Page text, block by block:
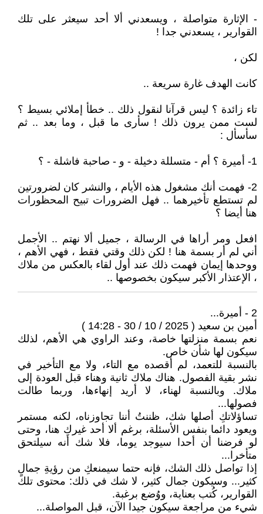
- الإثارة متواصلة ، ويسعدني ألا أحد سيعثر على تلك
القوارير ، يسعدني جدا !
لكن ،
كانت الهدف غارة سريعة ..
تاء زائدة ؟ ليس قرآنا لنقول ذلك .. خطأ إملائي بسيط ؟
لست ممن يرون ذلك ! سأرى ما قبل ، وما بعد .. ثم
سأسأل :
1- أميرة ؟ أم - متسللة دخيلة - و - صاحبة فاشلة - ؟
2- فهمت أنك مشغول هذه الأيام ، والنشر كان لضرورتين
لم تستطع تأخيرهما .. فهل الضرورات تبيح المحظورات
هنا أيضا ؟
افعل ومر أراها في الرسالة ، جميل ألا نهتم .. الأجمل
أني لم أر بسمة هنا ! لكن ذلك وقتي فقط ، فهي الأهم ،
ووحدها إيمان فهمت ذلك عند أول لقاء بالعكس من ملاك
، الإعتذار الأكبر سيكون بخصوصها ..
2 - أميرة...
أمين بن سعيد ( 2025 / 10 / 30 - 14:28 )
نعم بسمة منزلتها خاصة، وعند الراوي هي الأهم، لذلك
سيكون لها شأن خاص.
بالنسبة للتعمد، لم أقصده مع التاء، ولا مع التأخير في
نشر بقية الفصول. هناك ملاك ثانية وهناء قبل العودة إلى
ملاك. وبالنسبة لهناء، لا أريد إنهاءها، وربما طالت
فصولها...
تساؤلاتكِ أصلها شك، ظننتُ أننا تجاوزناه، لكنه مستمر
ويعود دائما بنفس الأسئلة، برغم ألا أحد غيركِ هنا، وحتى
لو فرضنا أن أحدا سيوجد يوما، فلا شك أنه سيلتحق
متأخرا...
إذا تواصل ذلك الشك، فإنه حتما سيمنعكِ من رؤيةِ جمالٍ
كثير... وسيكون جمال كثير، لا شك في ذلك: محتوى تلك
القوارير، كُتب بعناية، ووُضع برغبة.
شيء من مراجعة سيكون جيدا الآن، قبل المواصلة...